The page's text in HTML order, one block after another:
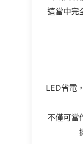
這當中完
LED省電
不僅可當